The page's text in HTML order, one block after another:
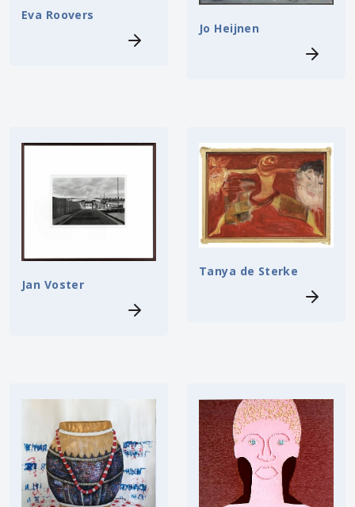
Eva Roovers
Jo Heijnen
Jan Voster
Tanya de Sterke